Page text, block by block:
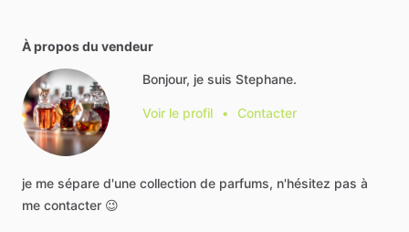
À propos du vendeur
Bonjour, je suis Stephane.
Voir le profil • Contacter
je me sépare d'une collection de parfums, n'hésitez pas à
me contacter 😉